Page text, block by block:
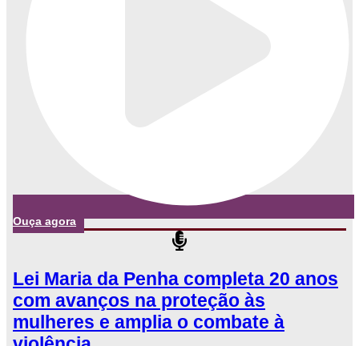
Ouça agora
Lei Maria da Penha completa 20 anos
com avanços na proteção às
mulheres e amplia o combate à